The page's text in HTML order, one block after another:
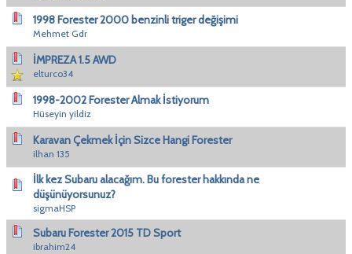
1998 Forester 2000 benzinli triger değişimi
Mehmet Gdr
İMPREZA 1.5 AWD
elturco34
1998-2002 Forester Almak İstiyorum
Hüseyin yildiz
Karavan Çekmek İçin Sizce Hangi Forester
ilhan 135
İlk kez Subaru alacağım. Bu forester hakkında ne
düşünüyorsunuz?
sigmaHSP
Subaru Forester 2015 TD Sport
ibrahim24